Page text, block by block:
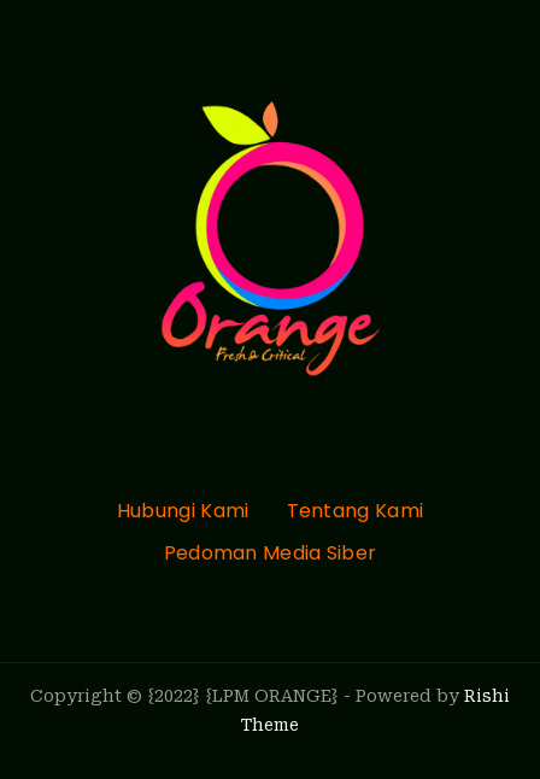
Hubungi Kami
Tentang Kami
Pedoman Media Siber
Copyright © {2022} {LPM ORANGE} - Powered byRishi
Theme